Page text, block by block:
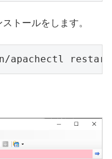
トールをします。
apachectl restart